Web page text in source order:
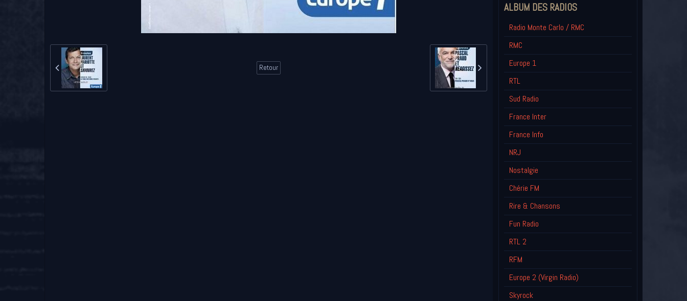
Retour
ALBUM DES RADIOS
Radio Monte Carlo / RMC
RMC
Europe 1
RTL
Sud Radio
France Inter
France Info
NRJ
Nostalgie
Chérie FM
Rire & Chansons
Fun Radio
RTL 2
RFM
Europe 2 (Virgin Radio)
Skyrock